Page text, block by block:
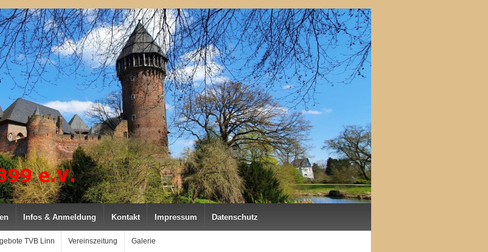
Infos & Anmeldung Kontakt Impressum Datenschutz
TVB Linn Vereinszeitung Galerie